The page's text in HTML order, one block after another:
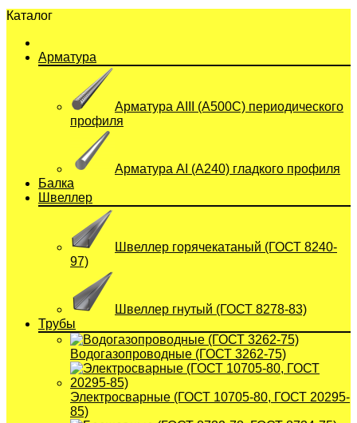
Каталог
Арматура
Арматура АIII (А500С) периодического
профиля
Арматура АI (A240) гладкого профиля
Балка
Швеллер
Швеллер горячекатаный (ГОСТ 8240-
97)
Швеллер гнутый (ГОСТ 8278-83)
Трубы
Водогазопроводные (ГОСТ 3262-75)
Электросварные (ГОСТ 10705-80, ГОСТ 20295-
85)